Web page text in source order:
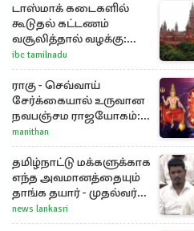
டாஸ்மாக் கடைகளில்
கூடுதல் கட்டணம்
வசூலித்தால் வழக்கு:
சென்னை
உயர்நீதிமன்றம் உத்தரவு
ibc tamilnadu
ராகு - செவ்வாய்
சேர்க்கையால் உருவான
நவபஞ்சம ராஜயோகம்:
அதிர்ஷ்டம் பெறும் 3
ராசிகள்!
manithan
தமிழ்நாட்டு மக்களுக்காக
எந்த அவமானத்தையும்
தாங்க தயார் - முதல்வர்
விஜய்
news lankasri